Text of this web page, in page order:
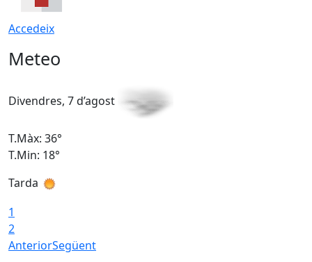
Accedeix
Meteo
Divendres, 7 d’agost
T.Màx: 36°
T.Min: 18°
Tarda
1
2
AnteriorSegüent